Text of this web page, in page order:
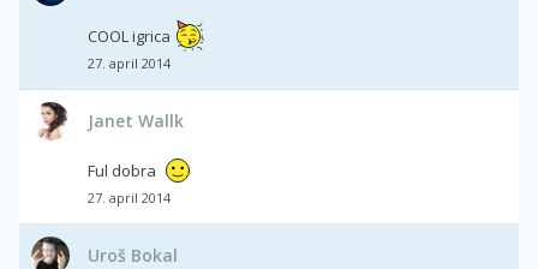
COOL igrica
27. april 2014
Janet Wallk
Ful dobra
27. april 2014
Uroš Bokal